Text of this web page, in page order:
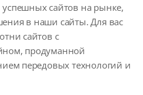
сайтов на рынке,
в наши сайты. Для вас
сайтов с
продуманной
передовых технологий и